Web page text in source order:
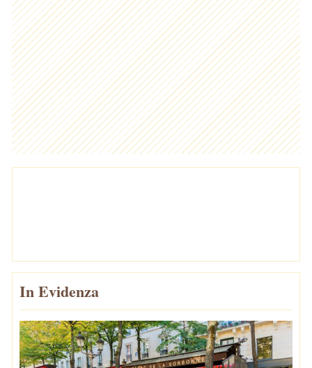
In Evidenza